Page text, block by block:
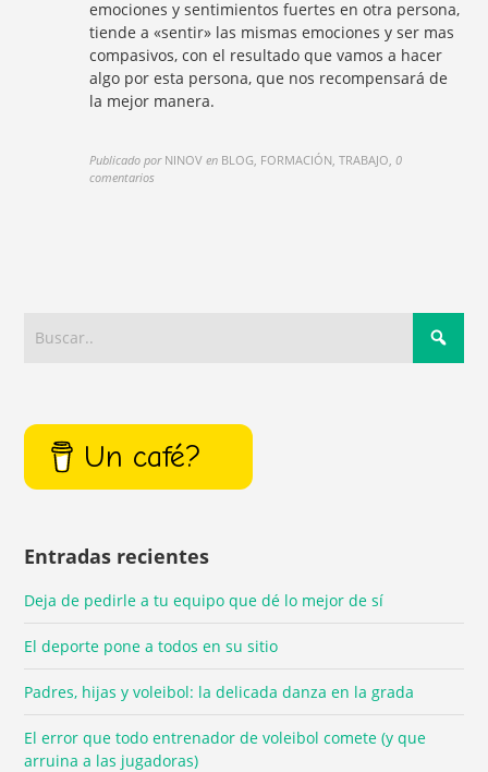
emociones y sentimientos fuertes en otra persona,
tiende a «sentir» las mismas emociones y ser mas
compasivos, con el resultado que vamos a hacer
algo por esta persona, que nos recompensará de
la mejor manera.
Publicado por NINOV en BLOG, FORMACIÓN, TRABAJO ,0
comentarios
Un café?
Entradas recientes
Deja de pedirle a tu equipo que dé lo mejor de sí
El deporte pone a todos en su sitio
Padres, hijas y voleibol: la delicada danza en la grada
El error que todo entrenador de voleibol comete (y que
arruina a las jugadoras)